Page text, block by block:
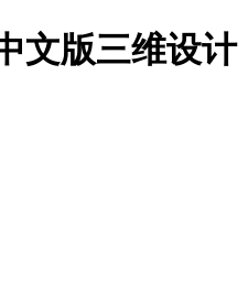
文版三维设计